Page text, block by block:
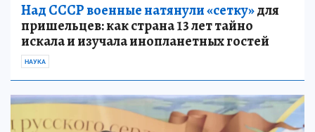
Над СССР военные натянули «сетку»для
пришельцев: как страна 13 лет тайно
искала и изучала инопланетных гостей
НАУКА